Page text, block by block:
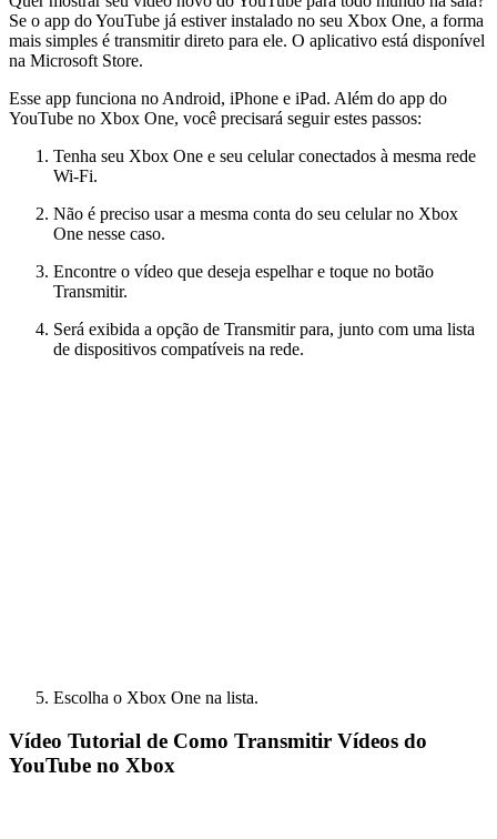
Se o app do YouTube já estiver instalado no seu Xbox One, a forma
mais simples é transmitir direto para ele. O aplicativo está disponível
na Microsoft Store.
Esse app funciona no Android, iPhone e iPad. Além do app do
YouTube no Xbox One, você precisará seguir estes passos:
Tenha seu Xbox One e seu celular conectados à mesma rede
Wi-Fi.
Não é preciso usar a mesma conta do seu celular no Xbox
One nesse caso.
Encontre o vídeo que deseja espelhar e toque no botão
Transmitir.
Será exibida a opção de Transmitir para, junto com uma lista
de dispositivos compatíveis na rede.
Escolha o Xbox One na lista.
Vídeo Tutorial de Como Transmitir Vídeos do
YouTube no Xbox